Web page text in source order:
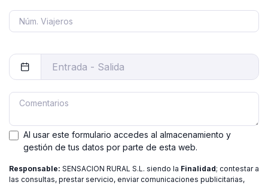
Al usar este formulario accedes al almacenamiento y
gestión de tus datos por parte de esta web.
Responsable: SENSACION RURAL S.L. siendo la Finalidad; contestar a
las consultas, prestar servicio, enviar comunicaciones publicitarias,